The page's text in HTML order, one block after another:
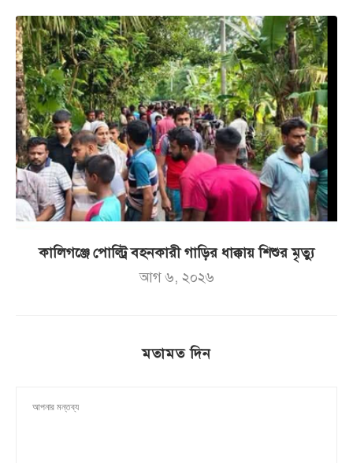
কালিগঞ্জে পোল্ট্রি বহনকারী গাড়ির ধাক্কায় শিশুর মৃত্যু
আগ ৬, ২০২৬
মতামত দিন